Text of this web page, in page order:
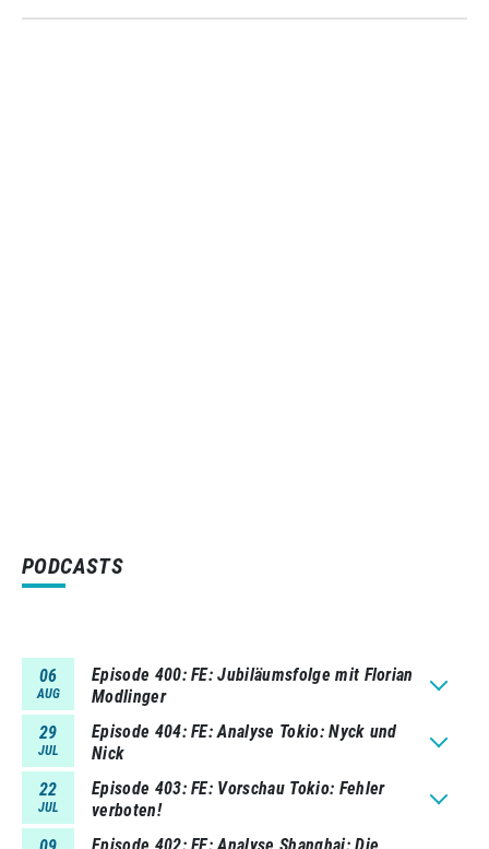
PODCASTS
06
AUG
Episode 400 FE: Jubiläumsfolge mit Florian
Modlinger
29
JUL
Episode 404 FE: Analyse Tokio: Nyck und
Nick
22
JUL
Episode 403 FE: Vorschau Tokio: Fehler
verboten!